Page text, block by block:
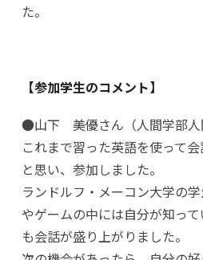
た。
【参加学生のコメント】
●山下 美優さん（人間学部人
これまで習った英語を使って
と思い、参加しました。
ランドルフ・メーコン大学の
やゲームの中には自分が知っ
も会話が盛り上がりました。